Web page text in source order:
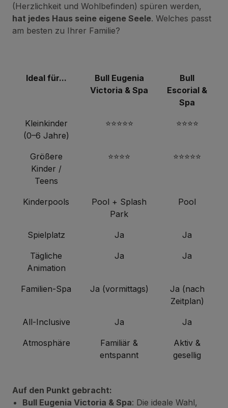
(Herzlichkeit und Wohlbefinden) spüren werden,
hat jedes Haus seine eigene Seele. Welches passt
am besten zu Ihrer Familie?
Ideal für...
Bull Eugenia
Victoria & Spa
Bull
Escorial &
Spa
Kleinkinder
(0–6 Jahre)
⭐⭐⭐⭐⭐ ⭐⭐⭐⭐
Größere
Kinder /
Teens
⭐⭐⭐⭐ ⭐⭐⭐⭐⭐
Kinderpools
Pool + Splash
Park
Pool
Spielplatz Ja Ja
Tägliche
Animation
Ja Ja
Familien-Spa Ja (vormittags)
Ja (nach
Zeitplan)
All-Inclusive Ja Ja
Atmosphäre
Familiär &
entspannt
Aktiv &
gesellig
Auf den Punkt gebracht:
Bull Eugenia Victoria & Spa: Die ideale Wahl,